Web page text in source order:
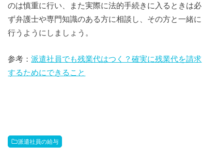
のは慎重に行い、また実際に法的手続きに入るときは必
ず弁護士や専門知識のある方に相談し、その方と一緒に
行うようにしましょう。
参考：派遣社員でも残業代はつく？確実に残業代を請求
するためにできること
派遣社員の給与